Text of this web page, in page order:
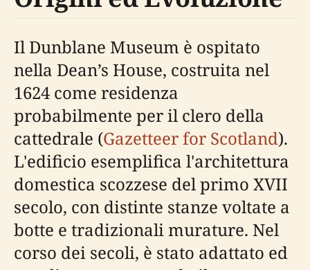
Il Dunblane Museum è ospitato
nella Dean’s House, costruita nel
1624 come residenza
probabilmente per il clero della
cattedrale (Gazetteer for Scotland).
L'edificio esemplifica l'architettura
domestica scozzese del primo XVII
secolo, con distinte stanze voltate a
botte e tradizionali murature. Nel
corso dei secoli, è stato adattato ed